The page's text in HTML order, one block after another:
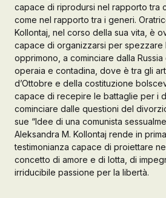
capace di riprodursi nel rapporto tra
come nel rapporto tra i generi.
Kollontaj, nel corso della sua vita, è
capace di organizzarsi per spezzare
opprimono, a cominciare dalla
operaia e contadina, dove è tra gli
d’Ottobre e della costituzione
capace di recepire le battaglie per i
cominciare dalle questioni del
sue “Idee di una comunista
Aleksandra M. Kollontaj rende in
testimonianza capace di proiettare
concetto di amore e di lotta, di
irriducibile passione per la libertà.